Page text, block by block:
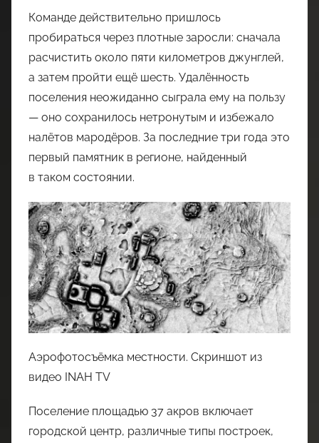
Команде действительно пришлось
пробираться через плотные заросли: сначала
расчистить около пяти километров джунглей,
а затем пройти ещё шесть. Удалённость
поселения неожиданно сыграла ему на пользу
— оно сохранилось нетронутым и избежало
налётов мародёров. За последние три года это
первый памятник в регионе, найденный
в таком состоянии.
Аэрофотосъёмка местности. Скриншот из
видео INAH TV
Поселение площадью 37 акров включает
городской центр, различные типы построек,